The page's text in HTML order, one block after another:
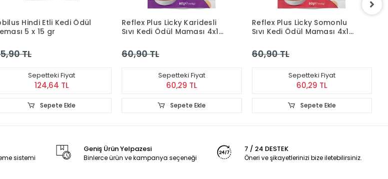
Reflex Plus Licky Karidesli
Sıvı Kedi Ödül Maması 4x15
Reflex Plus Licky Somonlu
Sıvı Kedi Ödül Maması 4x15
Reflex Plus Licky
Sıvı Kedi Ödülü 4x15
sistemi
Geniş Ürün Yelpazesi
Binlerce ürün ve kampanya seçeneği
7 / 24 DESTEK
Öneri ve şikayetlerinizi bize iletebilirsiniz.